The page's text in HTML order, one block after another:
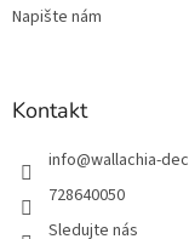
Napište nám
Kontakt
info@wallachia-
728640050
Sledujte nás